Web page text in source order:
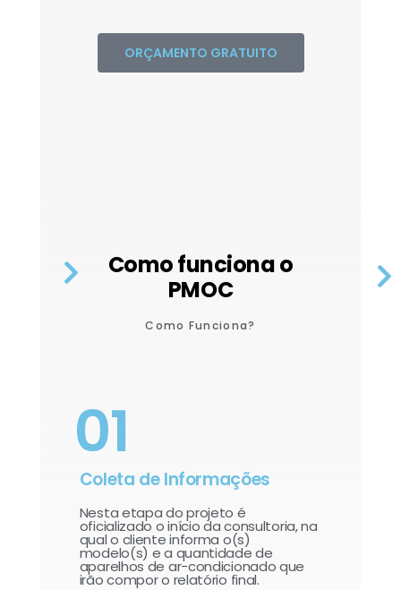
ORÇAMENTO GRATUITO
Como funciona o
PMOC
Como Funciona?
01
Coleta de Informações
Nesta etapa do projeto é
oficializado o início da consultoria, na
qual o cliente informa o(s)
modelo(s) e a quantidade de
aparelhos de ar-condicionado que
irão compor o relatório final.​